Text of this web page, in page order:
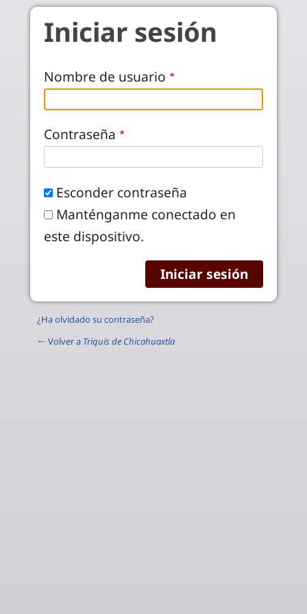
Pasar al contenido principal
Iniciar sesión
Nombre de usuario
Contraseña
Esconder contraseña
Manténganme conectado en
este dispositivo.
¿Ha olvidado su contraseña?
← Volver a Triquis de Chicahuaxtla